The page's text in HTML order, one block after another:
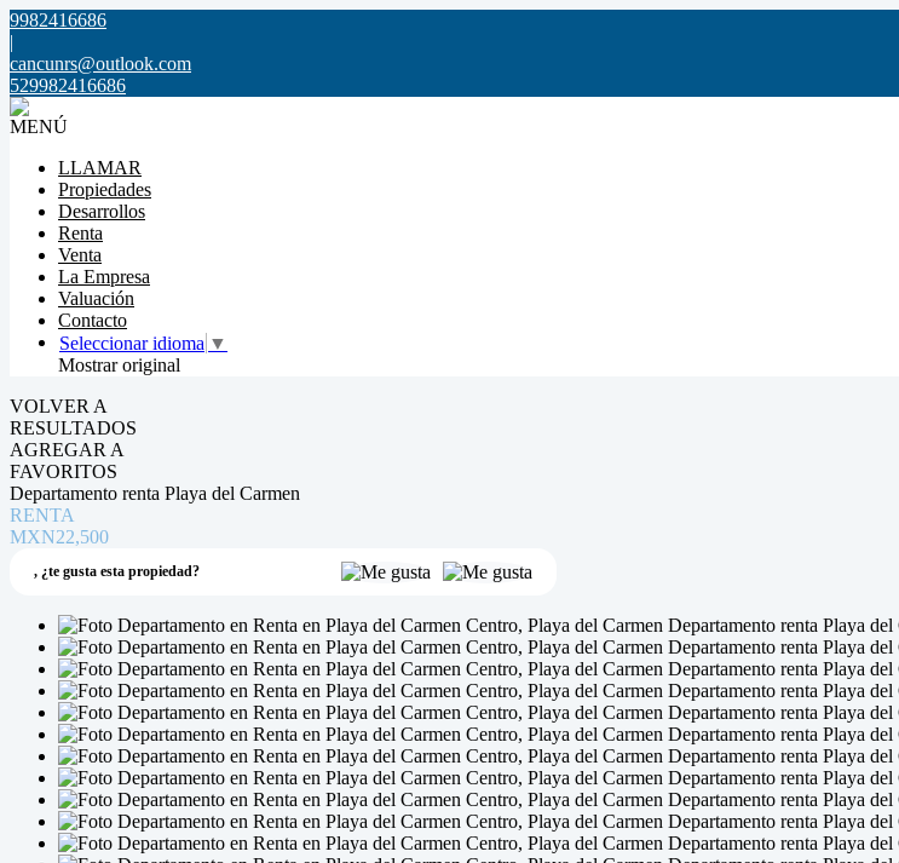
9982416686
|
cancunrs@outlook.com
529982416686
MENÚ
LLAMAR
Propiedades
Desarrollos
Renta
Venta
La Empresa
Valuación
Contacto
Seleccionar idioma ▼
Mostrar original
VOLVER A
RESULTADOS
AGREGAR A
FAVORITOS
Departamento renta Playa del Carmen
RENTA
MXN22,500
, ¿te gusta esta propiedad?